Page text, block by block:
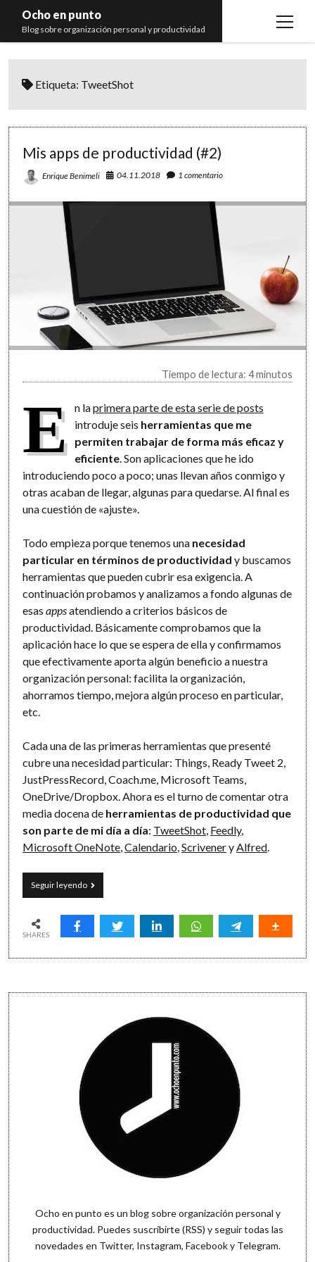
Ocho en punto
Blog sobre organización personal y productividad
open
Libros
Etiqueta: TweetShot
Mis apps de productividad (#2)
Enrique Benimeli 04.11.2018 1 comentario
Tiempo de lectura: 4 minutos
E n laprimera parte de esta serie de posts
introduje seis herramientas que me
permiten trabajar de forma más eficaz y
eficiente. Son aplicaciones que he ido
introduciendo poco a poco; unas llevan años conmigo y
otras acaban de llegar, algunas para quedarse. Al final es
una cuestión de «ajuste».
Todo empieza porque tenemos una necesidad
particular en términos de productividad y buscamos
herramientas que pueden cubrir esa exigencia. A
continuación probamos y analizamos a fondo algunas de
esasappsatendiendo a criterios básicos de
productividad. Básicamente comprobamos que la
aplicación hace lo que se espera de ella y confirmamos
que efectivamente aporta algún beneficio a nuestra
organización personal: facilita la organización,
ahorramos tiempo, mejora algún proceso en particular,
etc.
Cada una de las primeras herramientas que presenté
cubre una necesidad particular: Things, Ready Tweet 2,
JustPressRecord, Coach.me, Microsoft Teams,
OneDrive/Dropbox. Ahora es el turno de comentar otra
media docena de herramientas de productividad que
son parte de mi día a día: TweetShot Feedly,
Microsoft OneNote ,Calendario ,Scrivenery Alfred
Seguir leyendoMis
apps
productividad
SHARES
Sidebar
Ocho en punto es un blog sobre organización personal y
productividad. Puedes suscribirte (RSS) y seguir todas las
novedades en Twitter, Instagram, Facebooky Telegram.